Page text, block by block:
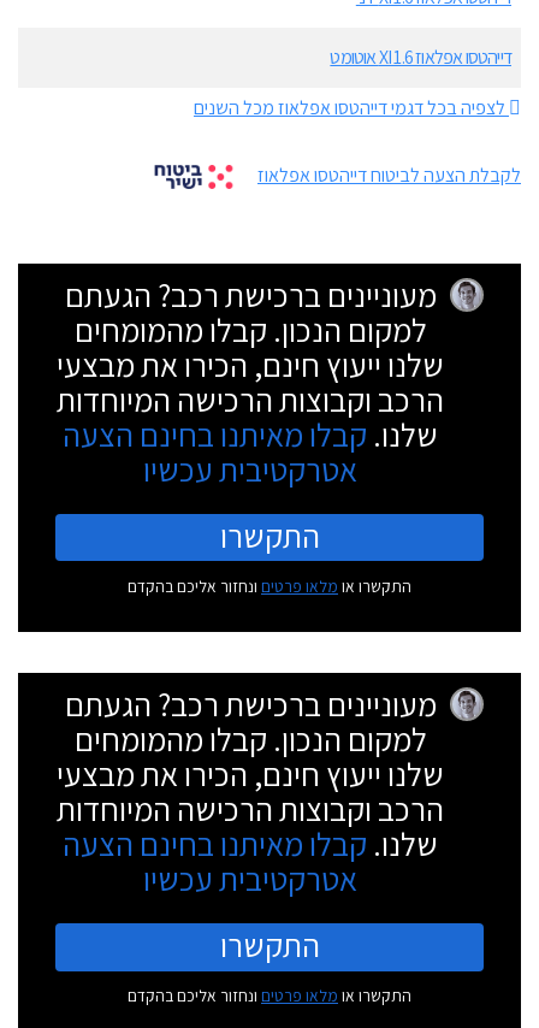
דייהטסו אפלאוז XI 1.6 אוטומט
לצפיה בכל דגמי דייהטסו אפלאוז מכל השנים
לקבלת הצעה לביטוח דייהטסו אפלאוז
מעוניינים ברכישת רכב? הגעתם
למקום הנכון. קבלו מהמומחים
שלנו ייעוץ חינם, הכירו את מבצעי
הרכב וקבוצות הרכישה המיוחדות
שלנו. קבלו מאיתנו בחינם הצעה
אטרקטיבית עכשיו
התקשרו
התקשרו או מלאו פרטים ונחזור אליכם בהקדם
מעוניינים ברכישת רכב? הגעתם
למקום הנכון. קבלו מהמומחים
שלנו ייעוץ חינם, הכירו את מבצעי
הרכב וקבוצות הרכישה המיוחדות
שלנו. קבלו מאיתנו בחינם הצעה
אטרקטיבית עכשיו
התקשרו
התקשרו או מלאו פרטים ונחזור אליכם בהקדם